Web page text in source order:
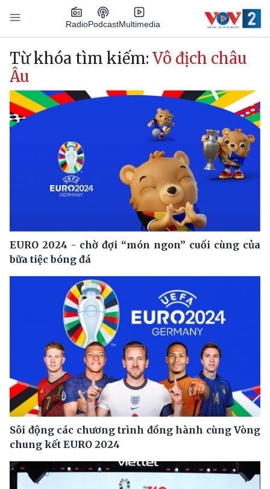
Nhảy đến nội dung
RadioPodcastMultimedia
Main navigation
Từ khóa tìm kiếm: Vô địch châu
Âu
EURO 2024 - chờ đợi “món ngon” cuối cùng của
bữa tiệc bóng đá
Sôi động các chương trình đồng hành cùng Vòng
chung kết EURO 2024